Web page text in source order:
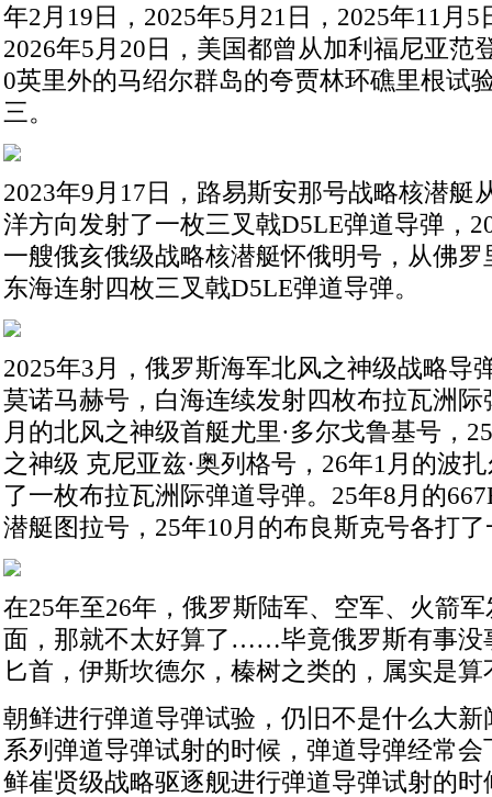
年2月19日，2025年5月21日，2025年11月5
2026年5月20日，美国都曾从加利福尼亚范
0英里外的马绍尔群岛的夸贾林环礁里根试
三。
2023年9月17日，路易斯安那号战略核潜艇
洋方向发射了一枚三叉戟D5LE弹道导弹，
一艘俄亥俄级战略核潜艇怀俄明号，从佛
东海连射四枚三叉戟D5LE弹道导弹。
2025年3月，俄罗斯海军北风之神级战略导
莫诺马赫号，白海连续发射四枚布拉瓦洲际
月的北风之神级首艇尤里·多尔戈鲁基号，
之神级 克尼亚兹·奥列格号，26年1月的波
了一枚布拉瓦洲际弹道导弹。25年8月的
潜艇图拉号，25年10月的布良斯克号各打
在25年至26年，俄罗斯陆军、空军、火箭
面，那就不太好算了……毕竟俄罗斯有事没
匕首，伊斯坎德尔，榛树之类的，属实是算
朝鲜进行弹道导弹试验，仍旧不是什么大
系列弹道导弹试射的时候，弹道导弹经常
鲜崔贤级战略驱逐舰进行弹道导弹试射的